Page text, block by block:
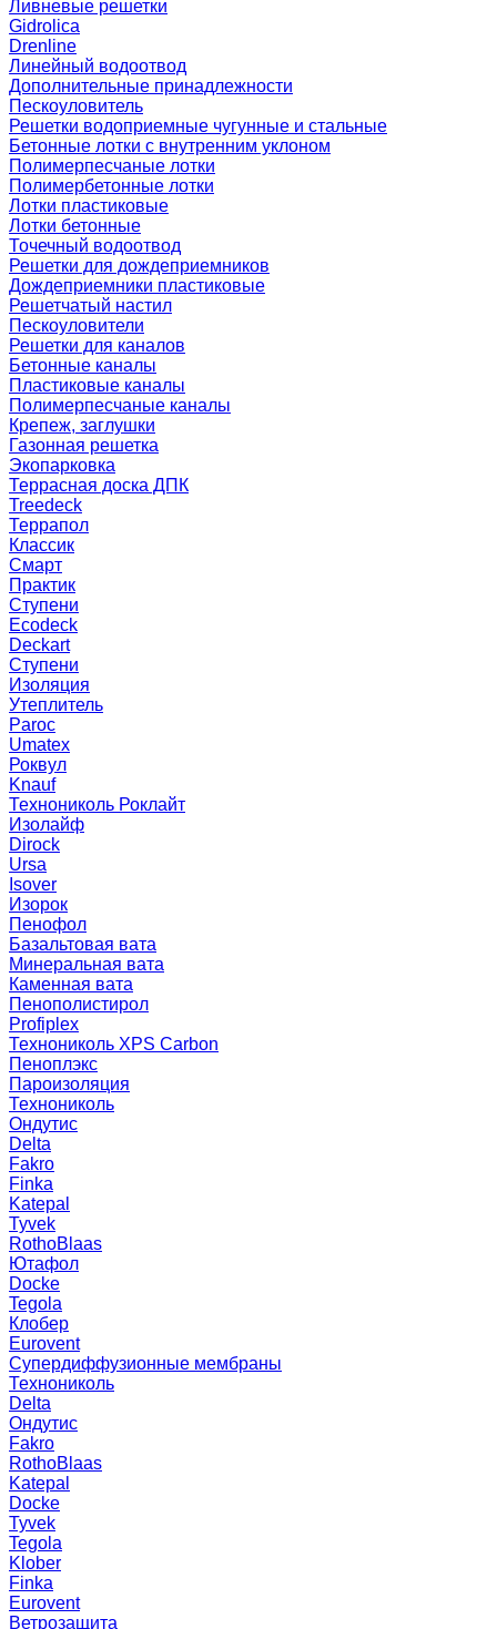
Ливневые решетки
Gidrolica
Drenline
Линейный водоотвод
Дополнительные принадлежности
Пескоуловитель
Решетки водоприемные чугунные и стальные
Бетонные лотки с внутренним уклоном
Полимерпесчаные лотки
Полимербетонные лотки
Лотки пластиковые
Лотки бетонные
Точечный водоотвод
Решетки для дождеприемников
Дождеприемники пластиковые
Решетчатый настил
Пескоуловители
Решетки для каналов
Бетонные каналы
Пластиковые каналы
Полимерпесчаные каналы
Крепеж, заглушки
Газонная решетка
Экопарковка
Террасная доска ДПК
Treedeck
Террапол
Классик
Смарт
Практик
Ступени
Ecodeck
Deckart
Ступени
Изоляция
Утеплитель
Paroc
Umatex
Роквул
Knauf
Технониколь Роклайт
Изолайф
Dirock
Ursa
Isover
Изорок
Пенофол
Базальтовая вата
Минеральная вата
Каменная вата
Пенополистирол
Profiplex
Технониколь XPS Carbon
Пеноплэкс
Пароизоляция
Технониколь
Ондутис
Delta
Fakro
Finka
Katepal
Tyvek
RothoBlaas
Ютафол
Docke
Tegola
Клобер
Eurovent
Супердиффузионные мембраны
Технониколь
Delta
Ондутис
Fakro
RothoBlaas
Katepal
Docke
Tyvek
Tegola
Klober
Finka
Eurovent
Ветрозащита